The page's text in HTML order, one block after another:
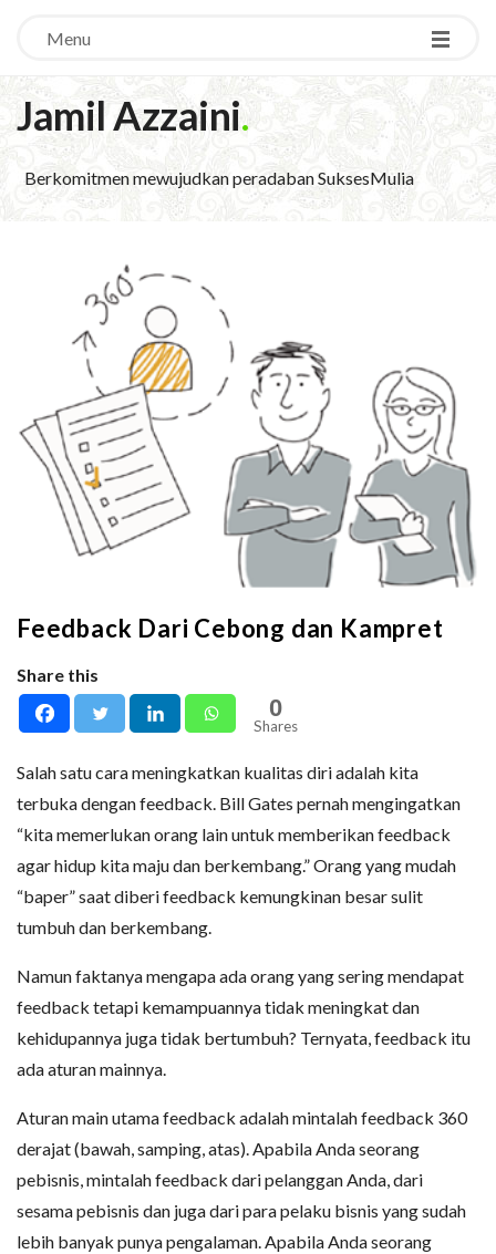
Menu
Jamil Azzaini.
Berkomitmen mewujudkan peradaban SuksesMulia
Feedback Dari Cebong dan Kampret
Share this
0
Shares
Salah satu cara meningkatkan kualitas diri adalah kita
terbuka dengan feedback. Bill Gates pernah mengingatkan
“kita memerlukan orang lain untuk memberikan feedback
agar hidup kita maju dan berkembang.” Orang yang mudah
“baper” saat diberi feedback kemungkinan besar sulit
tumbuh dan berkembang.
Namun faktanya mengapa ada orang yang sering mendapat
feedback tetapi kemampuannya tidak meningkat dan
kehidupannya juga tidak bertumbuh? Ternyata, feedback itu
ada aturan mainnya.
Aturan main utama feedback adalah mintalah feedback 360
derajat (bawah, samping, atas). Apabila Anda seorang
pebisnis, mintalah feedback dari pelanggan Anda, dari
sesama pebisnis dan juga dari para pelaku bisnis yang sudah
lebih banyak punya pengalaman. Apabila Anda seorang